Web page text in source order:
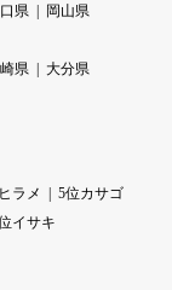
県
岡山県
県
大分県
ラメ
5位カサゴ
イサキ